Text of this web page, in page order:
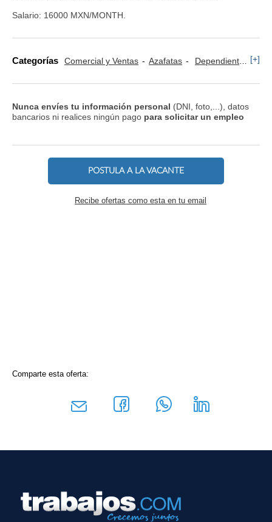
Salario: 16000 MXN/MONTH.
Categorías Comercial y Ventas Azafatas Dependientes [+]
Nunca envíes tu información personal (DNI, foto,...), datos
bancarios ni realices ningún pago para solicitar un empleo
POSTULA A LA VACANTE
Recibe ofertas como esta en tu email
Comparte esta oferta: